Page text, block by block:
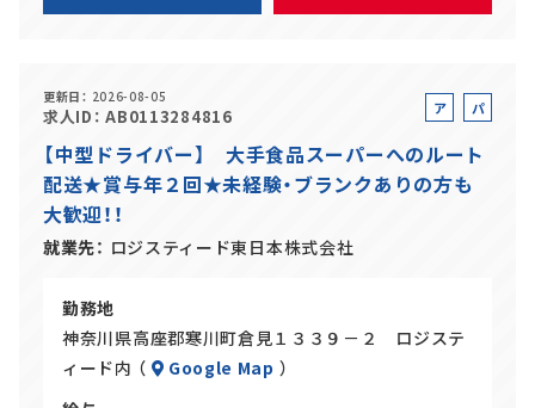
更新日 2026-08-05
求人ID AB0113284816
ア
バ
イ
パ
ト
【中型ドライバー】 大手食品スーパーへのルート
配送★賞与年２回★未経験・ブランクありの方も
大歓迎！！
就業先 ロジスティード東日本株式会社
勤務地
神奈川県高座郡寒川町倉見１３３９－２ ロジステ
ィード内 （
Google Map ）